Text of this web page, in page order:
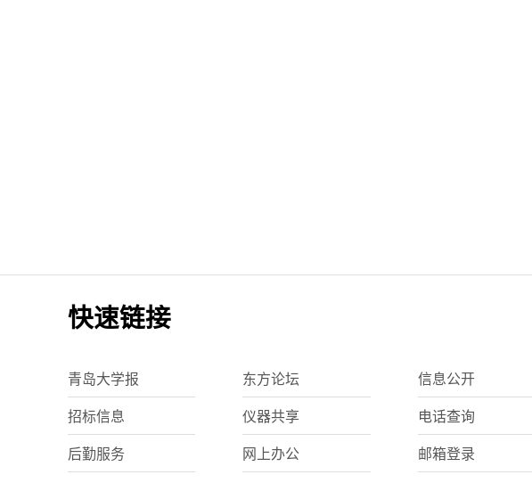
快速链接
青岛大学报 东方论坛 信息公开
招标信息 仪器共享 电话查询
后勤服务 网上办公 邮箱登录